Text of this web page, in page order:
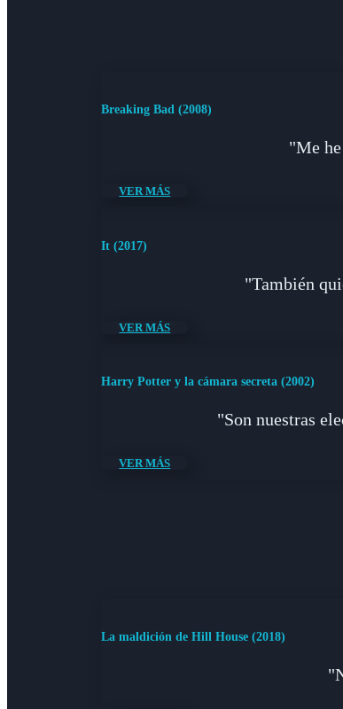
Breaking Bad (2008)
"Me
VER MÁS
It (2017)
"También
VER MÁS
Harry Potter y la cámara secreta (2002)
"Son nuestras
VER MÁS
La maldición de Hill House (2018)